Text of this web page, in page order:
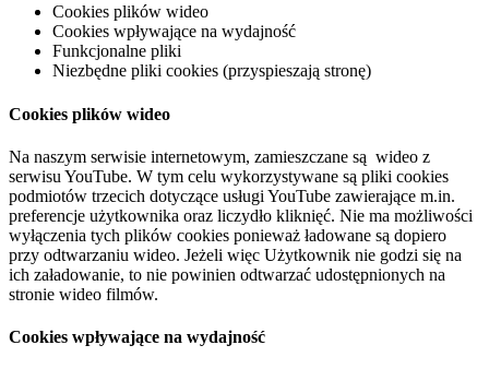
Cookies plików wideo
Cookies wpływające na wydajność
Funkcjonalne pliki
Niezbędne pliki cookies (przyspieszają stronę)
Cookies plików wideo
Na naszym serwisie internetowym, zamieszczane są wideo z
serwisu YouTube. W tym celu wykorzystywane są pliki cookies
podmiotów trzecich dotyczące usługi YouTube zawierające m.in.
preferencje użytkownika oraz liczydło kliknięć. Nie ma możliwości
wyłączenia tych plików cookies ponieważ ładowane są dopiero
przy odtwarzaniu wideo. Jeżeli więc Użytkownik nie godzi się na
ich załadowanie, to nie powinien odtwarzać udostępnionych na
stronie wideo filmów.
Cookies wpływające na wydajność